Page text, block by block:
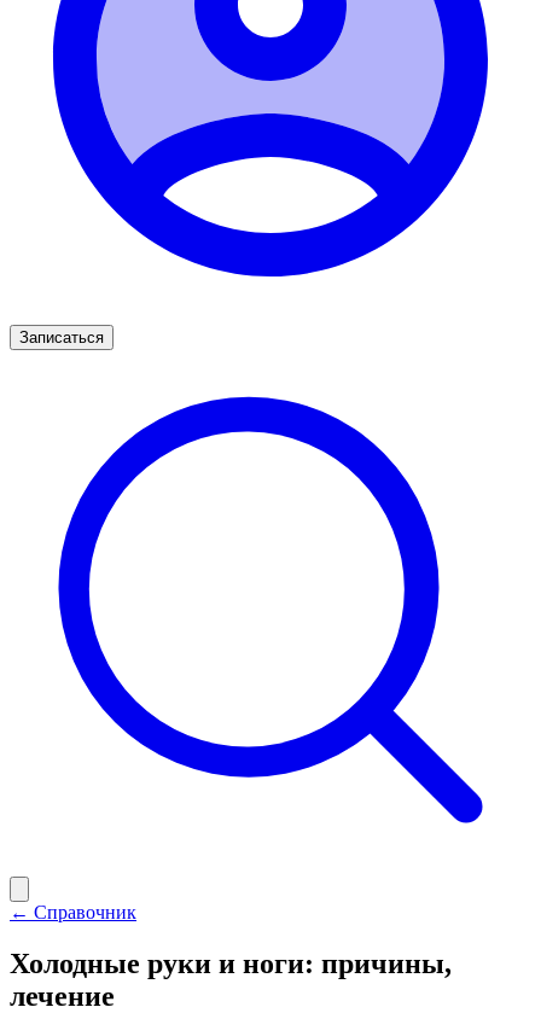
Записаться
← Справочник
Холодные руки и ноги: причины,
лечение